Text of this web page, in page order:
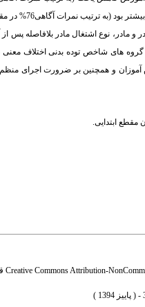
مادر، نوع اشتغال مادر بلافاصله پس
آموزان و همچنین بر ضرورت اجرای
مقطع ابتدایی.
Creative Commons Attribution-